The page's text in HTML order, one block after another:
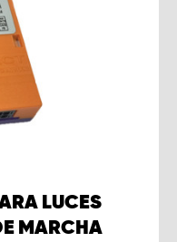
LUCES
MARCHA